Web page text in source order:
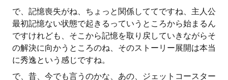
で、記憶喪失がね、ちょっと関係しててですね、主人公
最初記憶ない状態で起きるっていうところから始まるん
ですけれども、そこから記憶を取り戻していきながらそ
の解決に向かうところのね、そのストーリー展開は本当
に秀逸という感じですね。
で、昔、今でも言うのかな、あの、ジェットコースター